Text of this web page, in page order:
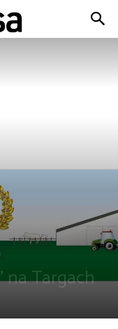
na Targach